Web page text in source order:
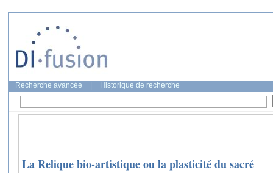
Recherche avancée Historique de recherche
La Relique bio-artistique ou la plasticité du sacré